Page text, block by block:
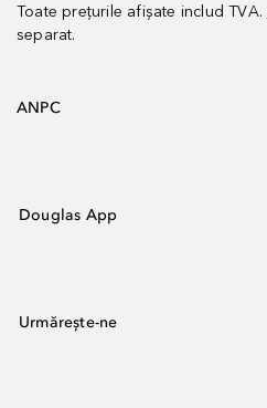
Toate prețurile afișate includ TVA.
separat.
ANPC
Douglas App
Urmărește-ne